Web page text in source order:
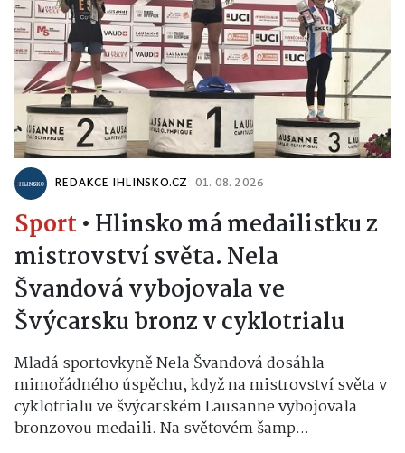
REDAKCE IHLINSKO.CZ 01. 08. 2026
Sport • Hlinsko má medailistku z
mistrovství světa. Nela
Švandová vybojovala ve
Švýcarsku bronz v cyklotrialu
Mladá sportovkyně Nela Švandová dosáhla
mimořádného úspěchu, když na mistrovství světa v
cyklotrialu ve švýcarském Lausanne vybojovala
bronzovou medaili. Na světovém šamp...